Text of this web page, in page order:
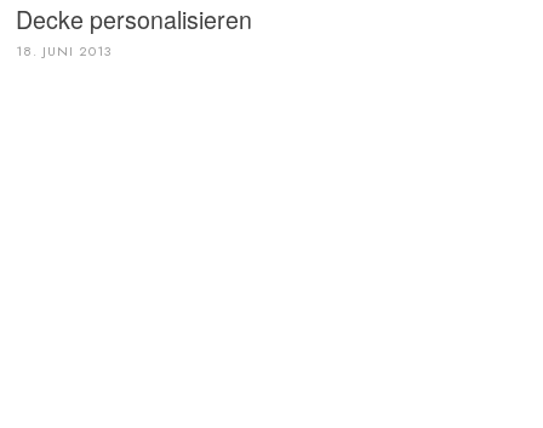
Decke personalisieren
18. JUNI 2013